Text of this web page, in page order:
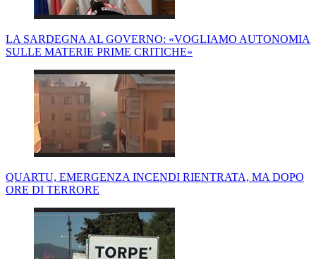
LA SARDEGNA AL GOVERNO: «VOGLIAMO AUTONOMIA
SULLE MATERIE PRIME CRITICHE»
QUARTU, EMERGENZA INCENDI RIENTRATA, MA DOPO
ORE DI TERRORE